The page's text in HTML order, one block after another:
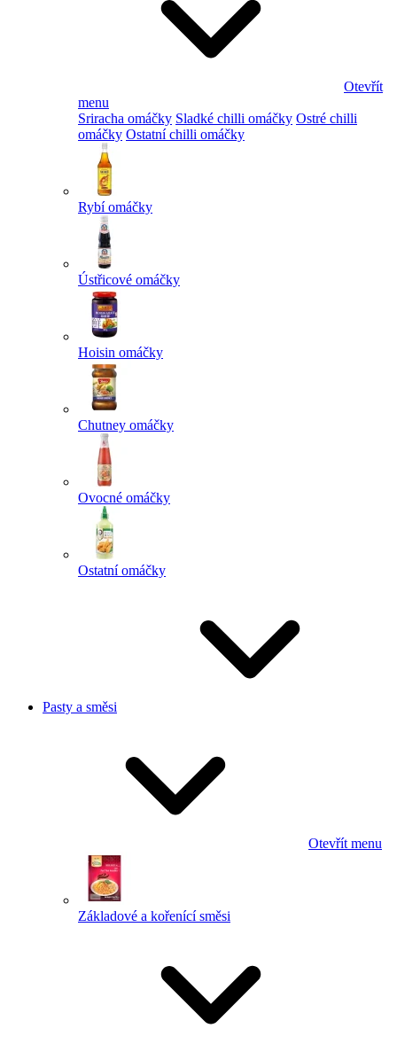
Otevřít
menu
Sriracha omáčky Sladké chilli omáčky Ostré chilli
omáčky Ostatní chilli omáčky
Rybí omáčky
Ústřicové omáčky
Hoisin omáčky
Chutney omáčky
Ovocné omáčky
Ostatní omáčky
Pasty a směsi
Otevřít menu
Základové a kořenící směsi